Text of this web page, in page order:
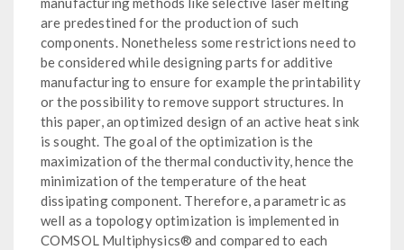
are predestined for the production of such
components. Nonetheless some restrictions need to
be considered while designing parts for additive
manufacturing to ensure for example the printability
or the possibility to remove support structures. In
this paper, an optimized design of an active heat sink
is sought. The goal of the optimization is the
maximization of the thermal conductivity, hence the
minimization of the temperature of the heat
dissipating component. Therefore, a parametric as
well as a topology optimization is implemented in
COMSOL Multiphysics® and compared to each